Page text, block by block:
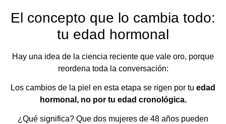
El concepto que lo cambia todo:
tu edad hormonal
Hay una idea de la ciencia reciente que vale oro, porque
reordena toda la conversación:
Los cambios de la piel en esta etapa se rigen por tu edad
hormonal, no por tu edad cronológica.
¿Qué significa? Que dos mujeres de 48 años pueden